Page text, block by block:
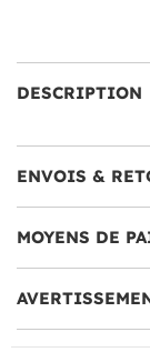
DESCRIPTION
ENVOIS &
MOYENS DE